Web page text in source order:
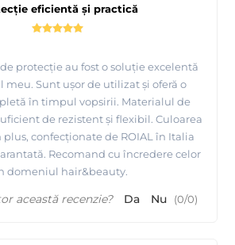
eficientă și practică
protecție au fost o soluție excelentă
meu. Sunt ușor de utilizat și oferă o
în timpul vopsirii. Materialul de
de rezistent și flexibil. Culoarea
plus, confecționate de ROIAL în Italia
Recomand cu încredere celor
domeniul hair&beauty.
această recenzie? Da Nu (0/0)